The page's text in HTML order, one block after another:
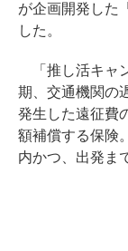
が企画開発した
した。
「推し活キャ
期、交通機関の
発生した遠征費
額補償する保険
内かつ、出発ま